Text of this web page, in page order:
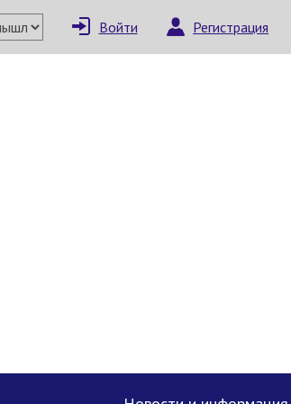
Войти Регистрация
Написать